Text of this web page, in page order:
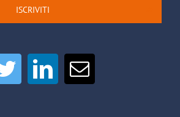
ISCRIVITI